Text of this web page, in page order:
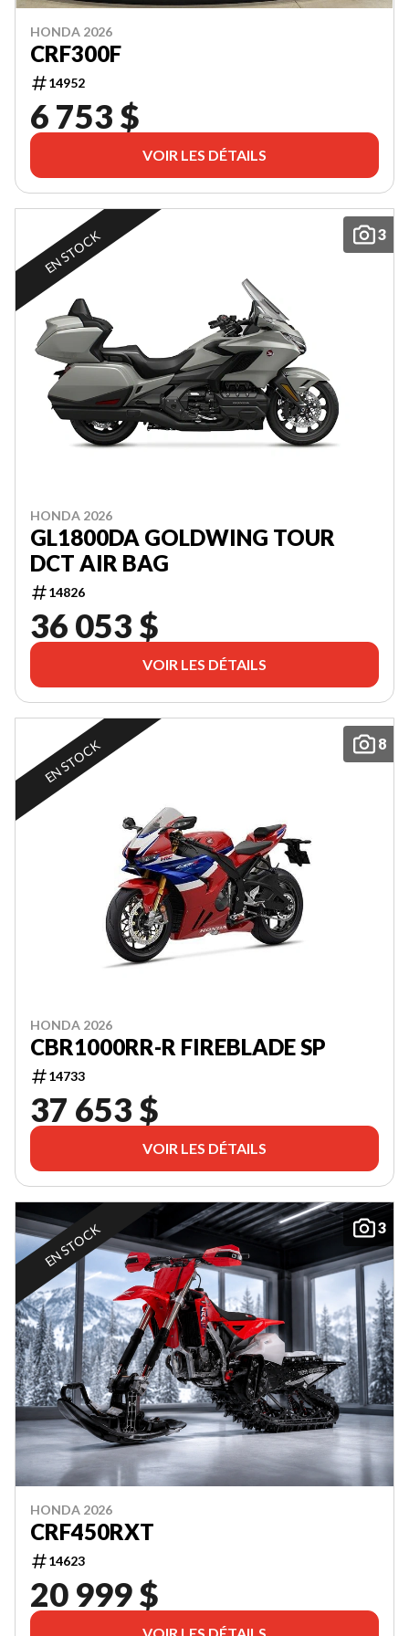
HONDA 2026
CRF300F
14952
6 753 $
VOIR LES DÉTAILS
3
EN STOCK
HONDA 2026
GL1800DA GOLDWING TOUR
DCT AIR BAG
14826
36 053 $
VOIR LES DÉTAILS
8
EN STOCK
HONDA 2026
CBR1000RR-R FIREBLADE SP
14733
37 653 $
VOIR LES DÉTAILS
3
EN STOCK
HONDA 2026
CRF450RXT
14623
20 999 $
VOIR LES DÉTAILS